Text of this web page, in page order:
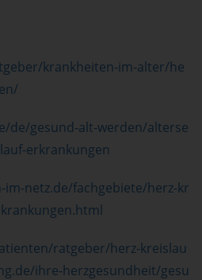
krankheiten-im-alter/he
de/gesund-alt-werden/alterse
erkrankungen
netz.de/fachgebiete/herz-kr
ratgeber/herz-kreislau
ihre-herzgesundheit/gesu